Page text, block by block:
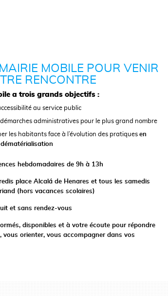
MOBILE POUR VENIR
RENCONTRE
a trois grands objectifs :
au service public
démarches administratives pour le plus grand nombre
les habitants face à l’évolution des pratiquesen
hebdomadaires de 9h à 13h
place Alcalá de Henares et tous les samedis
(hors vacances scolaires)
et sans rendez-vous
disponibles et à votre écoute pour répondre
vous orienter, vous accompagner dans vos